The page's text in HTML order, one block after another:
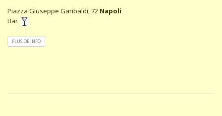
Piazza Giuseppe Garibaldi, 72 Napoli
Bar
PLUS DE INFO